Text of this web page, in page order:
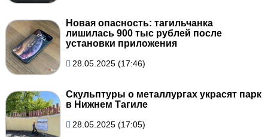
Новая опасность: тагильчанка
лишилась 900 тыс рублей после
установки приложения
28.05.2025 (17:46)
Скульптуры о металлургах украсят парк
в Нижнем Тагиле
28.05.2025 (17:05)